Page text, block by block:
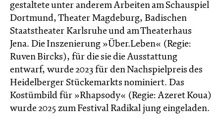
gestaltete unter anderem Arbeiten am Schauspiel
Dortmund, Theater Magdeburg, Badischen
Staatstheater Karlsruhe und am Theaterhaus
Jena. Die Inszenierung »Über.Leben« (Regie:
Ruven Bircks), für die sie die Ausstattung
entwarf, wurde 2023 für den Nachspielpreis des
Heidelberger Stückemarkts nominiert. Das
Kostümbild für »Rhapsody« (Regie: Azeret Koua)
wurde 2025 zum Festival Radikal jung eingeladen.